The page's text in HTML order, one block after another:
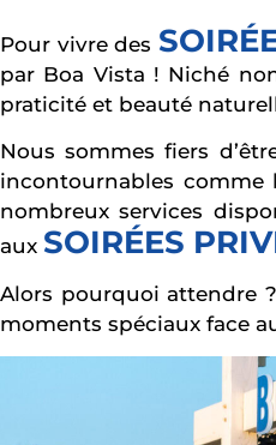
Pour vivre des
par Boa Vista ! Niché
praticité et beauté
Nous sommes fiers
incontournables comme
nombreux services
aux SOIRÉES
Alors pourquoi attendre
moments spéciaux face